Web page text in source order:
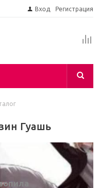
Вход Регистрация
Гуашь